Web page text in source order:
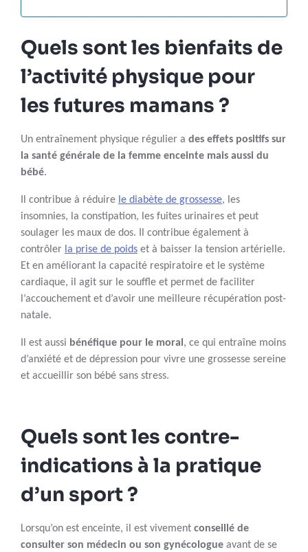
Quels sont les bienfaits de
l’activité physique pour
les futures mamans ?
Un entraînement physique régulier a des effets positifs sur
la santé générale de la femme enceinte mais aussi du
bébé.
Il contribue à réduire le diabète de grossesse, les
insomnies, la constipation, les fuites urinaires et peut
soulager les maux de dos. Il contribue également à
contrôler la prise de poids et à baisser la tension artérielle.
Et en améliorant la capacité respiratoire et le système
cardiaque, il agit sur le souffle et permet de faciliter
l’accouchement et d’avoir une meilleure récupération post-
natale.
Il est aussi bénéfique pour le moral, ce qui entraîne moins
d’anxiété et de dépression pour vivre une grossesse sereine
et accueillir son bébé sans stress.
Quels sont les contre-
indications à la pratique
d’un sport ?
Lorsqu’on est enceinte, il est vivement conseillé de
consulter son médecin ou son gynécologue avant de se